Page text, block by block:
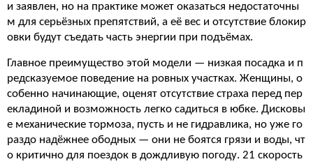
и заявлен, но на практике может оказаться недостаточны
м для серьёзных препятствий, а её вес и отсутствие блокир
овки будут съедать часть энергии при подъёмах.
Главное преимущество этой модели — низкая посадка и п
редсказуемое поведение на ровных участках. Женщины, о
собенно начинающие, оценят отсутствие страха перед пер
екладиной и возможность легко садиться в юбке. Дисковы
е механические тормоза, пусть и не гидравлика, но уже го
раздо надёжнее ободных — они не боятся грязи и воды, чт
о критично для поездок в дождливую погоду. 21 скорость